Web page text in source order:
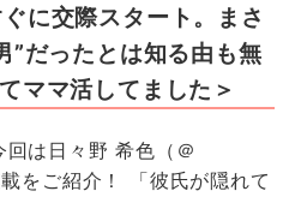
に交際スタート。まさ
”だったとは知る由も無
ママ活してました＞
は日々野 希色（＠
をご紹介！ 「彼氏が隠れて